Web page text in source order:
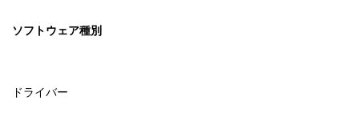
セイコーエプソン株式会社に帰属します。
ソフトウェア種別
ドライバー